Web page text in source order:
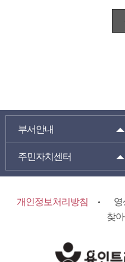
부서안내
주민자치센터
개인정보처리방침
영
찾